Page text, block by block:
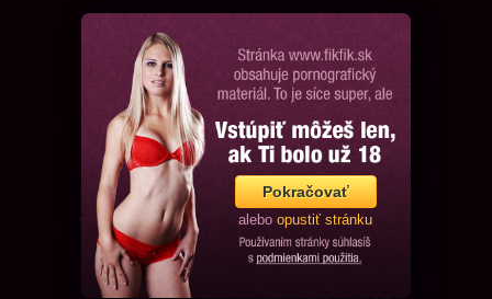
Chcem ďalšie videá, prosím
Pokračovať
alebo opustiť stránku